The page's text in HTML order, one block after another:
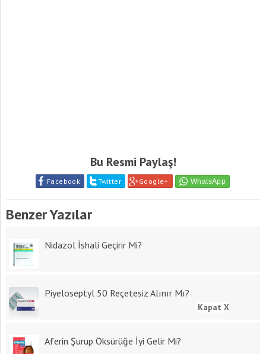
Bu Resmi Paylaş!
Facebook Twitter Google+
Benzer Yazılar
Nidazol İshali Geçirir Mi?
Piyeloseptyl 50 Reçetesiz Alınır Mı?
Aferin Şurup Öksürüğe İyi Gelir Mi?
Kapat X